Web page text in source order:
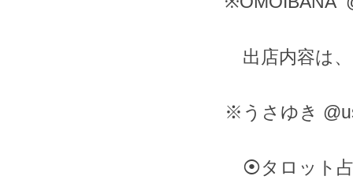
出店内容は
※うさゆき
⦿タロット